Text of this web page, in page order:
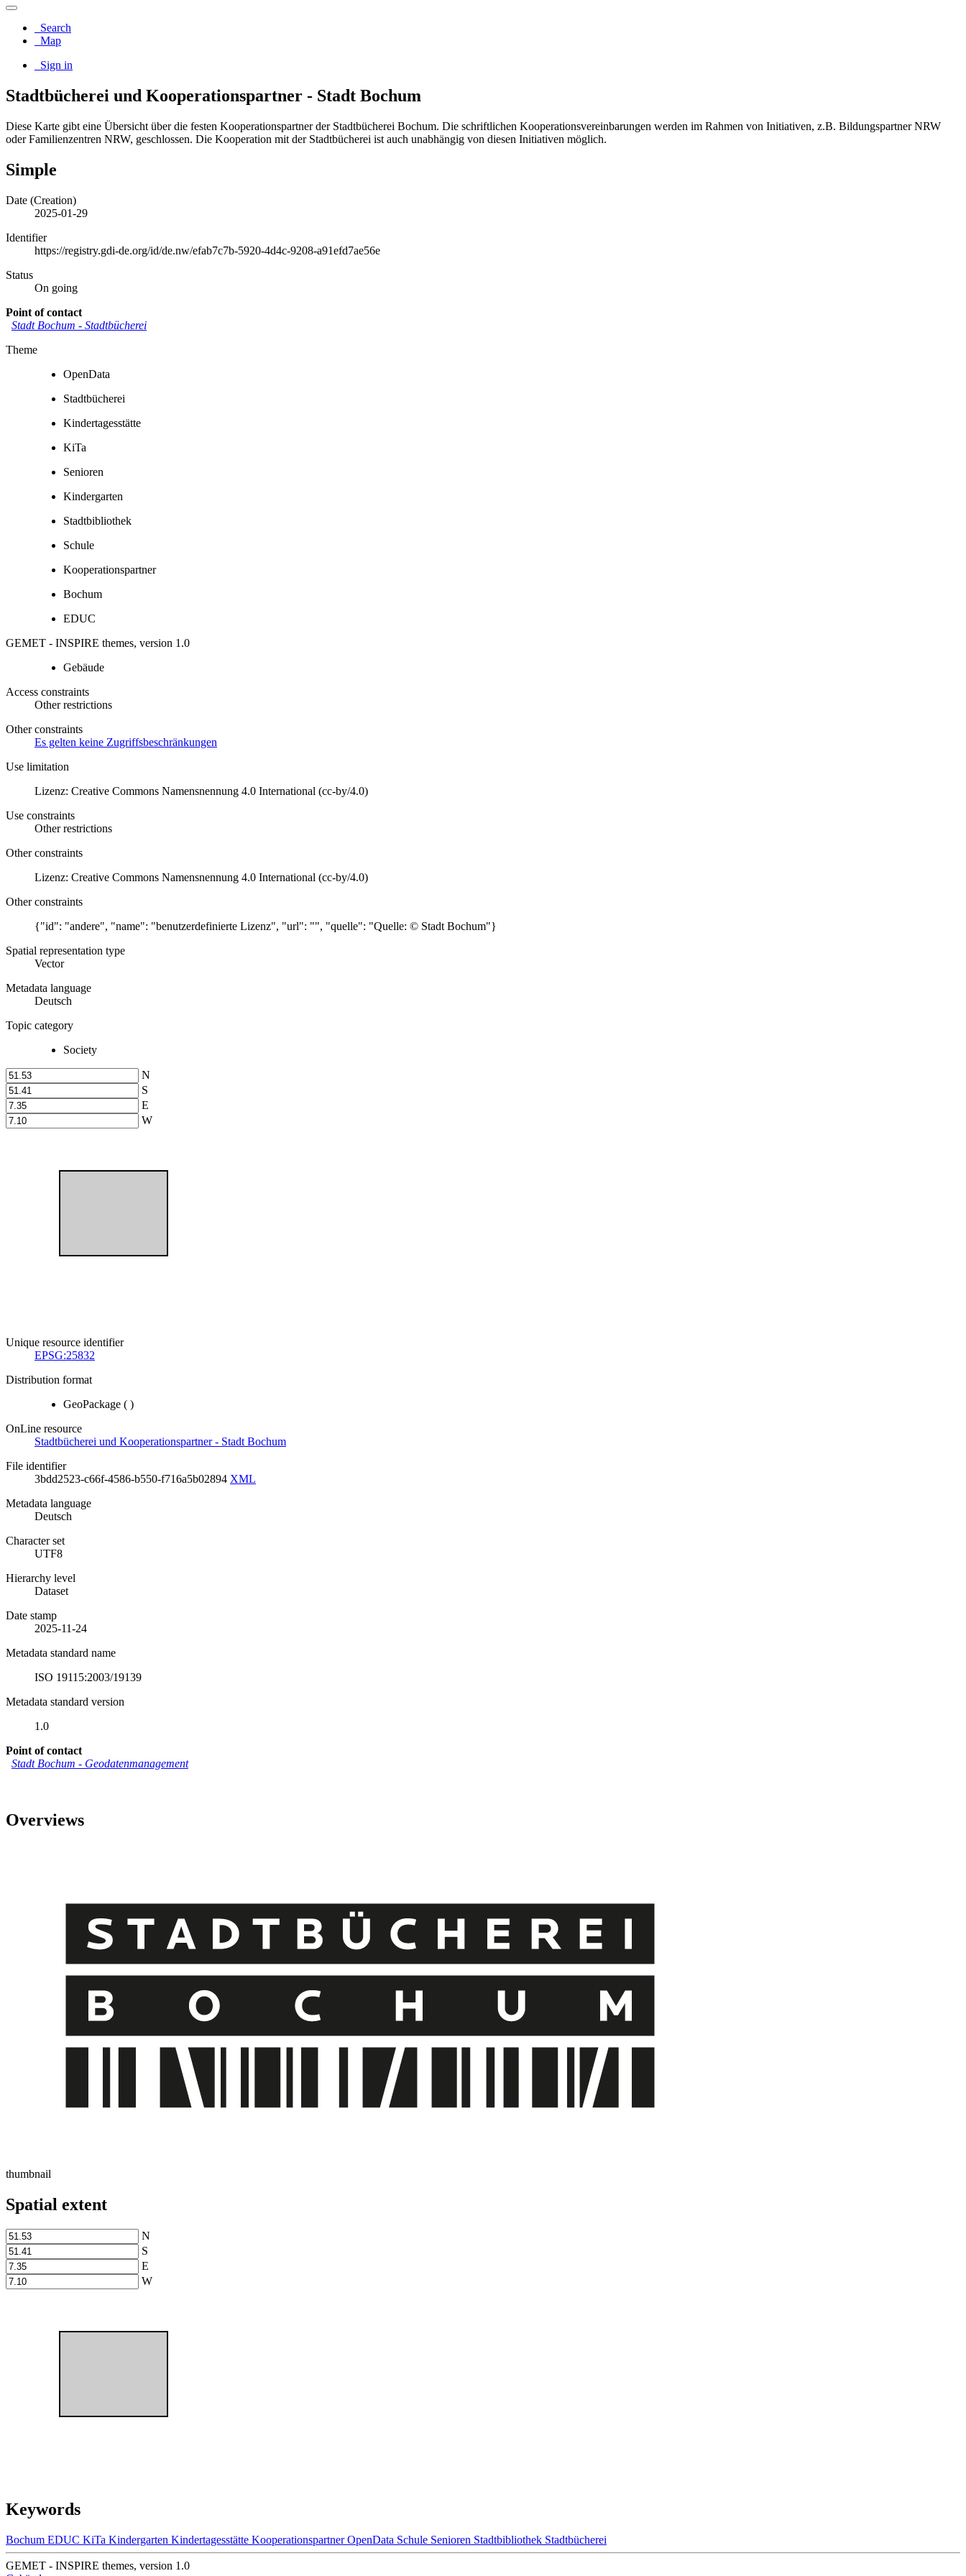
Search
Map
Sign in
Stadtbücherei und Kooperationspartner - Stadt Bochum
Diese Karte gibt eine Übersicht über die festen Kooperationspartner der Stadtbücherei Bochum. Die schriftlichen Kooperationsvereinbarungen werden im Rahmen von Initiativen, z.B. Bildungspartner NRW
oder Familienzentren NRW, geschlossen. Die Kooperation mit der Stadtbücherei ist auch unabhängig von diesen Initiativen möglich.
Simple
Date (Creation)
2025-01-29
Identifier
https://registry.gdi-de.org/id/de.nw/efab7c7b-5920-4d4c-9208-a91efd7ae56e
Status
On going
Point of contact
Stadt Bochum - Stadtbücherei
Theme
OpenData
Stadtbücherei
Kindertagesstätte
KiTa
Senioren
Kindergarten
Stadtbibliothek
Schule
Kooperationspartner
Bochum
EDUC
GEMET - INSPIRE themes, version 1.0
Gebäude
Access constraints
Other restrictions
Other constraints
Es gelten keine Zugriffsbeschränkungen
Use limitation
Lizenz: Creative Commons Namensnennung 4.0 International (cc-by/4.0)
Use constraints
Other restrictions
Other constraints
Lizenz: Creative Commons Namensnennung 4.0 International (cc-by/4.0)
Other constraints
{"id": "andere", "name": "benutzerdefinierte Lizenz", "url": "", "quelle": "Quelle: © Stadt Bochum"}
Spatial representation type
Vector
Metadata language
Deutsch
Topic category
Society
N
S
E
W
Unique resource identifier
EPSG:25832
Distribution format
GeoPackage ( )
OnLine resource
Stadtbücherei und Kooperationspartner - Stadt Bochum
File identifier
3bdd2523-c66f-4586-b550-f716a5b02894 XML
Metadata language
Deutsch
Character set
UTF8
Hierarchy level
Dataset
Date stamp
2025-11-24
Metadata standard name
ISO 19115:2003/19139
Metadata standard version
1.0
Point of contact
Stadt Bochum - Geodatenmanagement
Overviews
thumbnail
Spatial extent
N
S
E
W
Keywords
Bochum EDUC KiTa Kindergarten Kindertagesstätte Kooperationspartner OpenData Schule Senioren Stadtbibliothek Stadtbücherei
GEMET - INSPIRE themes, version 1.0